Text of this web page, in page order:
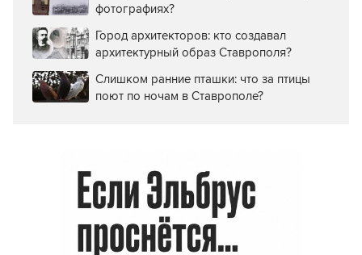
фотографиях?
Город архитекторов: кто создавал
архитектурный образ Ставрополя?
Слишком ранние пташки: что за птицы
поют по ночам в Ставрополе?